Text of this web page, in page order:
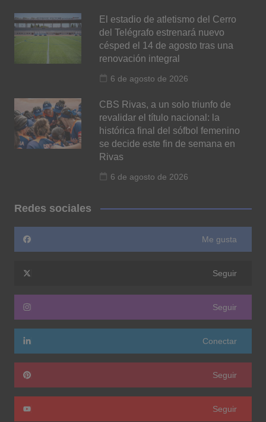
El estadio de atletismo del Cerro
del Telégrafo estrenará nuevo
césped el 14 de agosto tras una
renovación integral
6 de agosto de 2026
CBS Rivas, a un solo triunfo de
revalidar el título nacional: la
histórica final del sófbol femenino
se decide este fin de semana en
Rivas
6 de agosto de 2026
Redes sociales
Me gusta
Seguir
Seguir
Conectar
Seguir
Seguir